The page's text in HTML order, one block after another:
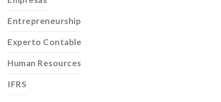
Entrepreneurship
Experto Contable
Human Resources
IFRS